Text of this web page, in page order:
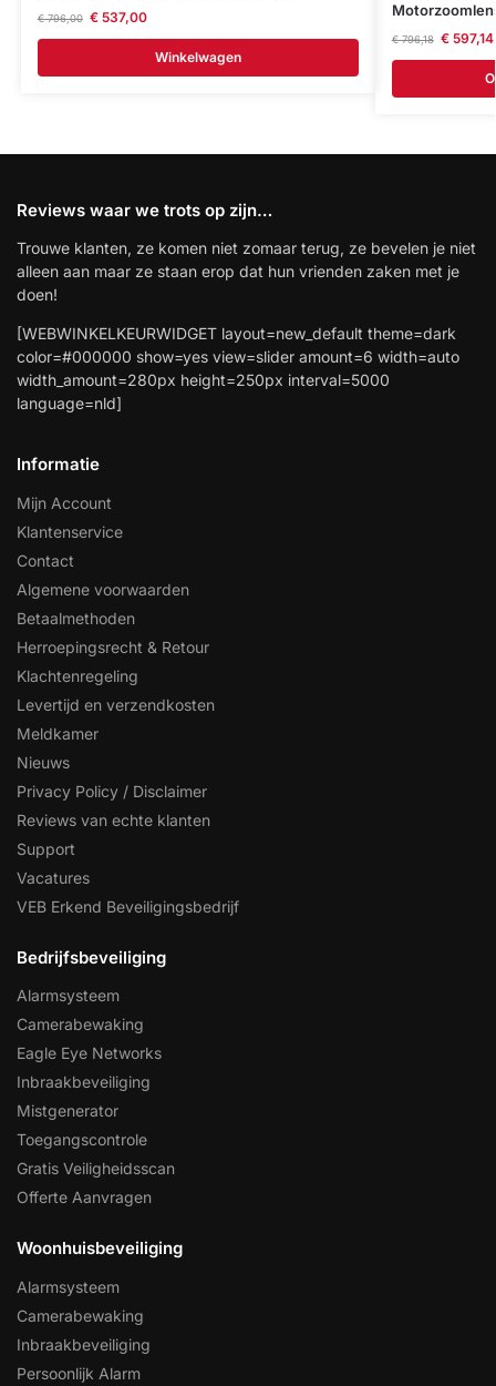
€796,00 €537,00
Winkelwagen
€796,18 €597,14
Reviews waar we trots op zijn…
Trouwe klanten, ze komen niet zomaar terug, ze bevelen je niet
alleen aan maar ze staan erop dat hun vrienden zaken met je
doen!
[WEBWINKELKEURWIDGET layout=new_default theme=dark
color=#000000 show=yes view=slider amount=6 width=auto
width_amount=280px height=250px interval=5000
language=nld]
Informatie
Mijn Account
Klantenservice
Contact
Algemene voorwaarden
Betaalmethoden
Herroepingsrecht & Retour
Klachtenregeling
Levertijd en verzendkosten
Meldkamer
Nieuws
Privacy Policy / Disclaimer
Reviews van echte klanten
Support
Vacatures
VEB Erkend Beveiligingsbedrijf
Bedrijfsbeveiliging
Alarmsysteem
Camerabewaking
Eagle Eye Networks
Inbraakbeveiliging
Mistgenerator
Toegangscontrole
Gratis Veiligheidsscan
Offerte Aanvragen
Woonhuisbeveiliging
Alarmsysteem
Camerabewaking
Inbraakbeveiliging
Persoonlijk Alarm